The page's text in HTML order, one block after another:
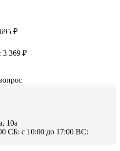
₽
3 369 ₽
10а
СБ: с 10:00 до 17:00 ВС: